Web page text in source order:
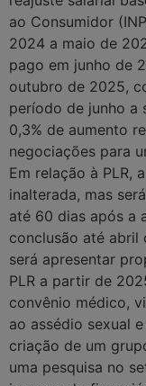
ao Consumidor
2024 a maio de
pago em junho de
outubro de 2025,
período de junho a
0,3% de aumento
negociações para
Em relação à PLR,
inalterada, mas
até 60 dias após a
conclusão até abril
será apresentar
PLR a partir de
convênio médico,
ao assédio sexual
criação de um
uma pesquisa no